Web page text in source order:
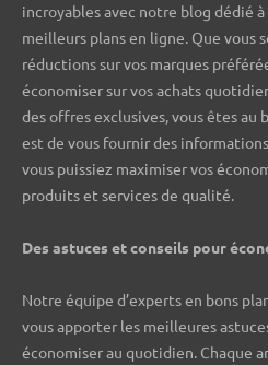
incroyables avec notre blog dédié
meilleurs plans en ligne. Que vous
réductions sur vos marques
économiser sur vos achats
des offres exclusives, vous êtes au
est de vous fournir des
vous puissiez maximiser vos
produits et services de qualité.
Des astuces et conseils pour
Notre équipe d’experts en bons
vous apporter les meilleures
économiser au quotidien. Chaque